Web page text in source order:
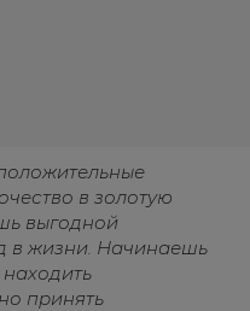
в золотую
выгодной
в жизни. Начинаешь
принять